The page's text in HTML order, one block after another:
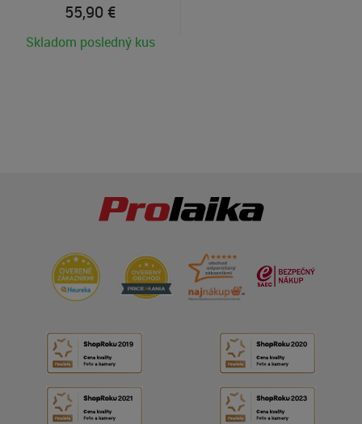
55,90 €
Skladom posledný kus